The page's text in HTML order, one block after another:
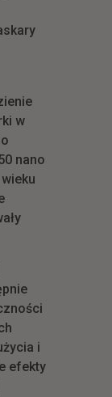
w
nano
i
efekty